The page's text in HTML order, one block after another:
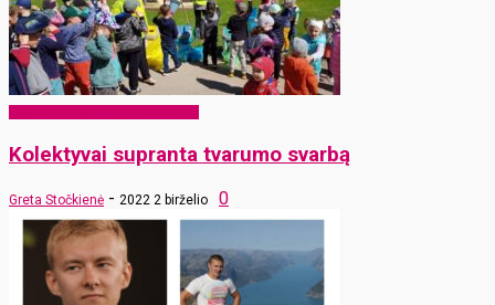
Kolektyvai supranta tvarumo svarbą
Greta Stočkienė - 2022 2 birželio 0